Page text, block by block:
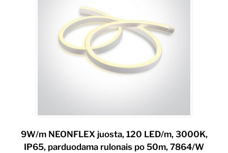
9W/m NEONFLEX juosta, 120 LED/m, 3000K,
IP65, parduodama rulonais po 50m, 7864/W